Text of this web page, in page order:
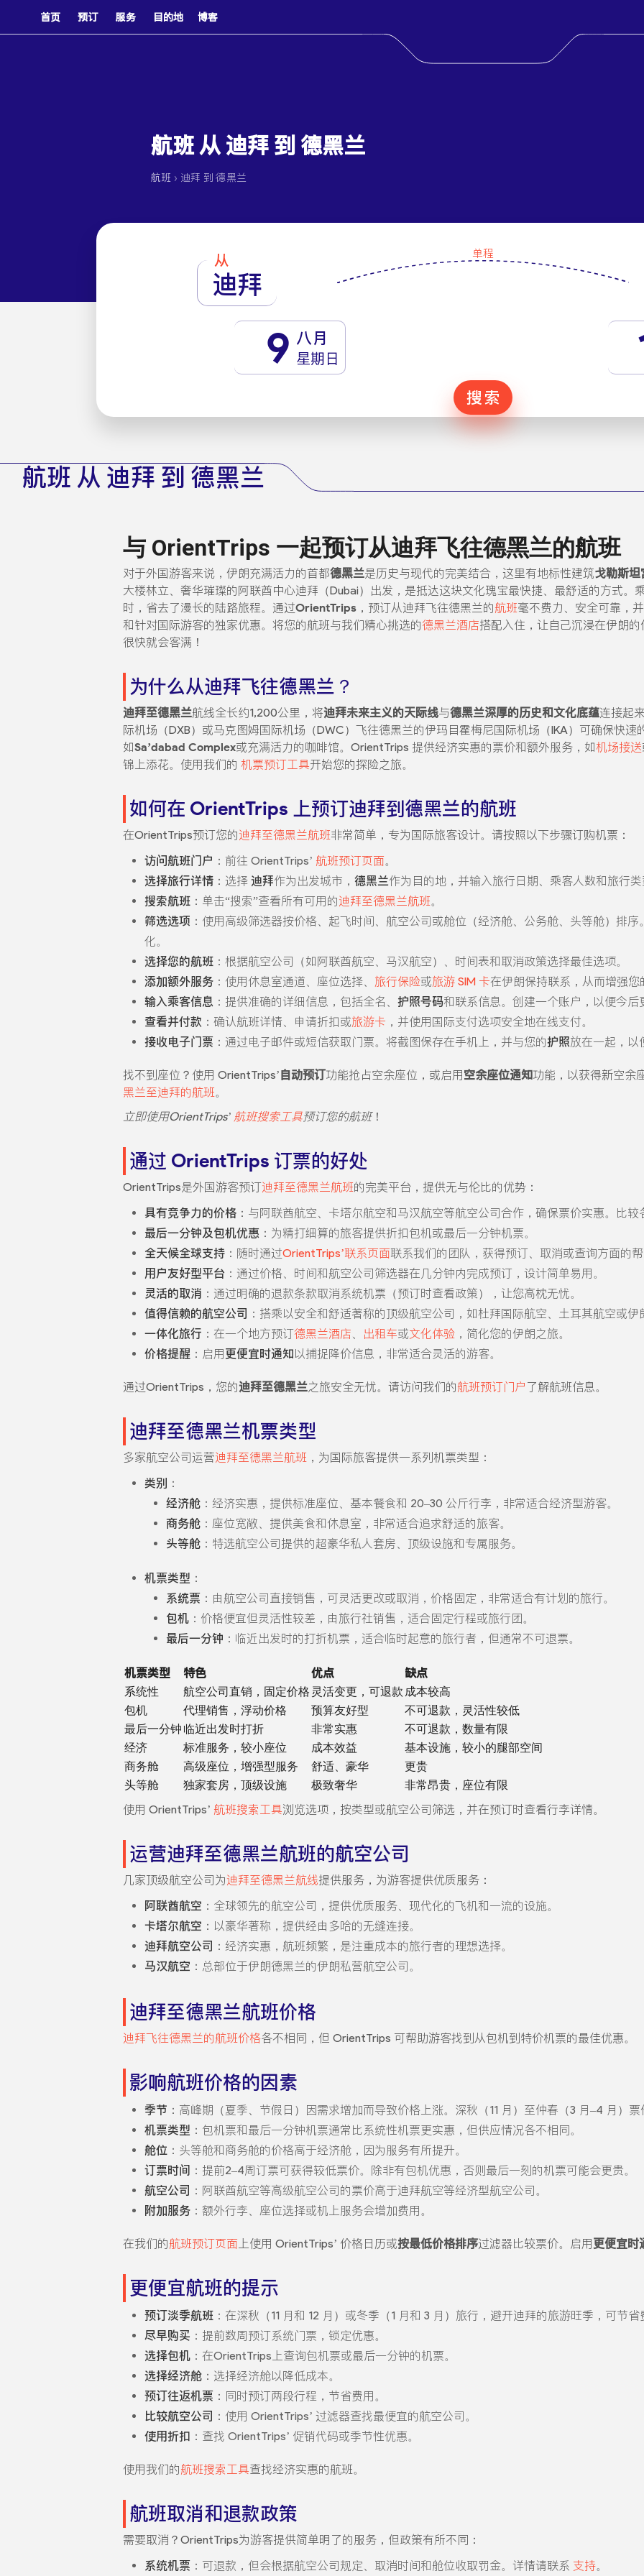
首页 预订 服务 目的地 博客
航班 从 迪拜 到 德黑兰
航班 › 迪拜 到 德黑兰
从
迪拜
单程
9 八月
星期日
搜索
航班 从 迪拜 到 德黑兰
与 OrientTrips 一起预订从迪拜飞往德黑兰的航班
对于外国游客来说，伊朗充满活力的首都德黑兰是历史与现代的完美结合，这里有地标性建筑戈勒斯坦
大楼林立、奢华璀璨的阿联酋中心迪拜（Dubai）出发，是抵达这块文化瑰宝最快捷、最舒适的方式。
时，省去了漫长的陆路旅程。通过OrientTrips ，预订从迪拜飞往德黑兰的航班毫不费力、安全可靠，
和针对国际游客的独家优惠。将您的航班与我们精心挑选的德黑兰酒店搭配入住，让自己沉浸在伊朗
很快就会客满！
为什么从迪拜飞往德黑兰？
迪拜至德黑兰航线全长约1,200公里，将迪拜未来主义的天际线与德黑兰深厚的历史和文化底蕴连接起
际机场（DXB）或马克图姆国际机场（DWC）飞往德黑兰的伊玛目霍梅尼国际机场（IKA）可确保快
如Sa’dabad Complex或充满活力的咖啡馆。OrientTrips 提供经济实惠的票价和额外服务，如机场接送
锦上添花。使用我们的 机票预订工具开始您的探险之旅。
如何在 OrientTrips 上预订迪拜到德黑兰的航班
在OrientTrips预订您的迪拜至德黑兰航班非常简单，专为国际旅客设计。请按照以下步骤订购机票：
访问航班门户 ：前往 OrientTrips’ 航班预订页面。
选择旅行详情 ：选择 迪拜作为出发城市， 德黑兰作为目的地，并输入旅行日期、乘客人数和旅行
搜索航班 ：单击“搜索”查看所有可用的迪拜至德黑兰航班。
筛选选项 ：使用高级筛选器按价格、起飞时间、航空公司或舱位（经济舱、公务舱、头等舱）排
化。
选择您的航班 ：根据航空公司（如阿联酋航空、马汉航空）、时间表和取消政策选择最佳选项。
添加额外服务 ：使用休息室通道、座位选择、 旅行保险或旅游 SIM 卡在伊朗保持联系，从而增强您
输入乘客信息 ：提供准确的详细信息，包括全名、 护照号码和联系信息。创建一个账户，以便今后
查看并付款 ：确认航班详情、申请折扣或旅游卡 ，并使用国际支付选项安全地在线支付。
接收电子门票 ：通过电子邮件或短信获取门票。将截图保存在手机上，并与您的护照放在一起，以
找不到座位？使用 OrientTrips’自动预订功能抢占空余座位，或启用空余座位通知功能，以获得新空余
黑兰至迪拜的航班。
立即使用OrientTrips’ 航班搜索工具预订您的航班！
通过 OrientTrips 订票的好处
OrientTrips是外国游客预订迪拜至德黑兰航班的完美平台，提供无与伦比的优势：
具有竞争力的价格 ：与阿联酋航空、卡塔尔航空和马汉航空等航空公司合作，确保票价实惠。比
最后一分钟及包机优惠 ：为精打细算的旅客提供折扣包机或最后一分钟机票。
全天候全球支持 ：随时通过OrientTrips’联系页面联系我们的团队，获得预订、取消或查询方面的
用户友好型平台 ：通过价格、时间和航空公司筛选器在几分钟内完成预订，设计简单易用。
灵活的取消 ：通过明确的退款条款取消系统机票（预订时查看政策），让您高枕无忧。
值得信赖的航空公司 ：搭乘以安全和舒适著称的顶级航空公司，如杜拜国际航空、土耳其航空或伊
一体化旅行 ：在一个地方预订德黑兰酒店、 出租车或文化体验 ，简化您的伊朗之旅。
价格提醒 ：启用更便宜时通知以捕捉降价信息，非常适合灵活的游客。
通过OrientTrips，您的迪拜至德黑兰之旅安全无忧。请访问我们的航班预订门户 了解航班信息。
迪拜至德黑兰机票类型
多家航空公司运营迪拜至德黑兰航班 ，为国际旅客提供一系列机票类型：
类别 ：
经济舱 ：经济实惠，提供标准座位、基本餐食和 20–30 公斤行李，非常适合经济型游客。
商务舱 ：座位宽敞、提供美食和休息室，非常适合追求舒适的旅客。
头等舱 ：特选航空公司提供的超豪华私人套房、顶级设施和专属服务。
机票类型 ：
系统票 ：由航空公司直接销售，可灵活更改或取消，价格固定，非常适合有计划的旅行。
包机 ：价格便宜但灵活性较差，由旅行社销售，适合固定行程或旅行团。
最后一分钟 ：临近出发时的打折机票，适合临时起意的旅行者，但通常不可退票。
机票类型 特色 优点
缺点
系统性
航空公司直销，固定价格 灵活变更，可退款 成本较高
包机
代理销售，浮动价格 预算友好型
不可退款，灵活性较低
最后一分钟 临近出发时打折 非常实惠
不可退款，数量有限
经济
标准服务，较小座位 成本效益
基本设施，较小的腿部空间
商务舱
高级座位，增强型服务 舒适、豪华
更贵
头等舱
独家套房，顶级设施 极致奢华
非常昂贵，座位有限
使用 OrientTrips’ 航班搜索工具浏览选项，按类型或航空公司筛选，并在预订时查看行李详情。
运营迪拜至德黑兰航班的航空公司
几家顶级航空公司为迪拜至德黑兰航线提供服务，为游客提供优质服务：
阿联酋航空 ：全球领先的航空公司，提供优质服务、现代化的飞机和一流的设施。
卡塔尔航空 ：以豪华著称，提供经由多哈的无缝连接。
迪拜航空公司 ：经济实惠，航班频繁，是注重成本的旅行者的理想选择。
马汉航空 ：总部位于伊朗德黑兰的伊朗私营航空公司。
迪拜至德黑兰航班价格
迪拜飞往德黑兰的航班价格各不相同，但 OrientTrips 可帮助游客找到从包机到特价机票的最佳优惠。
影响航班价格的因素
季节 ：高峰期（夏季、节假日）因需求增加而导致价格上涨。深秋（11 月）至仲春（3 月–4 月）
机票类型 ：包机票和最后一分钟机票通常比系统性机票更实惠，但供应情况各不相同。
舱位 ：头等舱和商务舱的价格高于经济舱，因为服务有所提升。
订票时间 ：提前2–4周订票可获得较低票价。除非有包机优惠，否则最后一刻的机票可能会更贵。
航空公司 ：阿联酋航空等高级航空公司的票价高于迪拜航空等经济型航空公司。
附加服务 ：额外行李、座位选择或机上服务会增加费用。
在我们的航班预订页面 上使用 OrientTrips’ 价格日历或按最低价格排序过滤器比较票价。启用更便宜时
更便宜航班的提示
预订淡季航班 ：在深秋（11 月和 12 月）或冬季（1 月和 3 月）旅行，避开迪拜的旅游旺季，可节省
尽早购买 ：提前数周预订系统门票，锁定优惠。
选择包机 ：在OrientTrips上查询包机票或最后一分钟的机票。
选择经济舱 ：选择经济舱以降低成本。
预订往返机票 ：同时预订两段行程，节省费用。
比较航空公司 ：使用 OrientTrips’ 过滤器查找最便宜的航空公司。
使用折扣 ：查找 OrientTrips’ 促销代码或季节性优惠。
使用我们的航班搜索工具查找经济实惠的航班。
航班取消和退款政策
需要取消？OrientTrips为游客提供简单明了的服务，但政策有所不同：
系统机票 ：可退款，但会根据航空公司规定、取消时间和舱位收取罚金。详情请联系 支持。